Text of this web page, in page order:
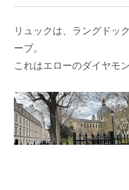
リュックは、ラングドッ
ーブ。
これはエローのダイヤモ